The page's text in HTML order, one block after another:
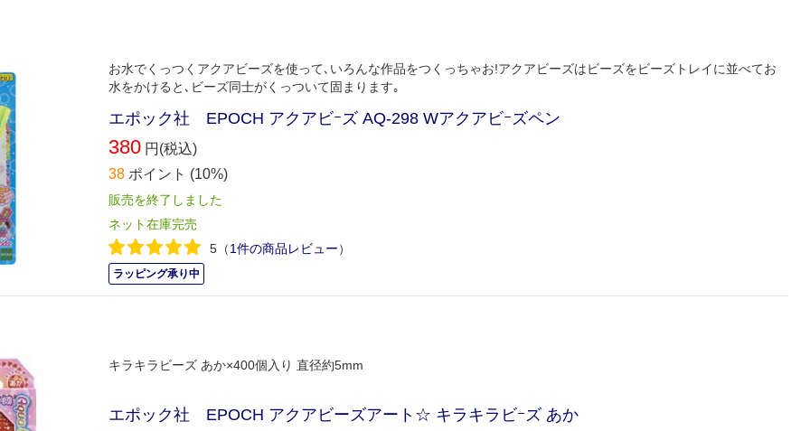
お水でくっつくアクアビーズを使って､いろんな作品をつくっちゃお!アクアビーズはビーズをビーズトレイに並べてお
水をかけると､ビーズ同士がくっついて固まります｡
エポック社 EPOCH アクアビｰズ AQ-298 Wアクアビｰズペン
380 円(税込)
38 ポイント (10%)
販売を終了しました
ネット在庫完売
5 （1件の商品レビュー）
ラッピング承り中
キラキラビーズ あか×400個入り 直径約5mm
エポック社 EPOCH アクアビーズアート☆ キラキラビｰズ あか